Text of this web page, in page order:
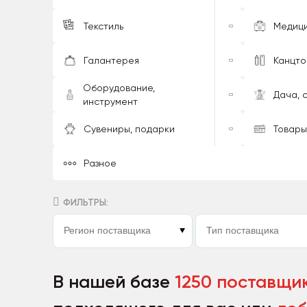
Текстиль
Галантерея
Оборудование,
инструмент
Дача,
Сувениры, подарки
Разное
ФИЛЬТРЫ:
В нашей базе 1250